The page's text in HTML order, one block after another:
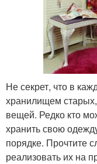
Не секрет, что в
хранилищем
вещей. Редко кто
хранить свою
порядке. Прочтите
реализовать их на